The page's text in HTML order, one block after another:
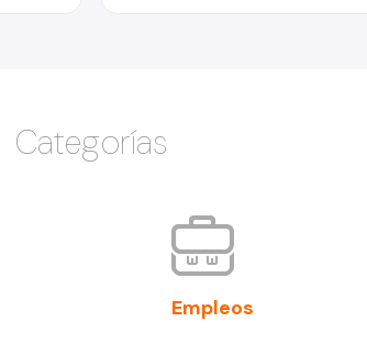
Categorías
Empleos